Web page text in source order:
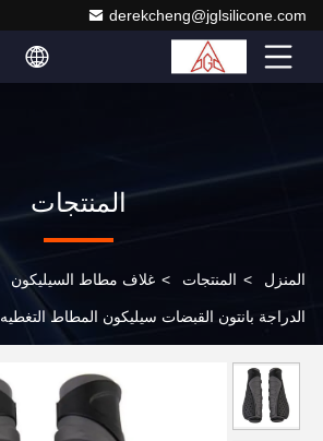
derekcheng@jglsilicone.com
المنتجات
المنزل > المنتجات > غلاف مطاط السيليكون
الدراجة بانتون القبضات سيليكون المطاط التغطيه